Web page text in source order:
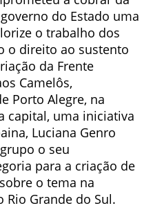
do Estado uma
o trabalho dos
o direito ao sustento
da Frente
Camelôs,
Porto Alegre, na
capital, uma iniciativa
Luciana Genro
o seu
para a criação de
o tema na
Rio Grande do Sul.